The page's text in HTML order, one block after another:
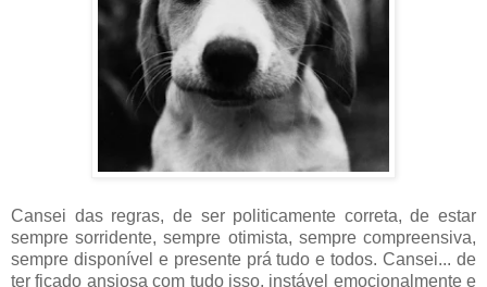
Cansei das regras, de ser politicamente correta, de estar
sempre sorridente, sempre otimista, sempre compreensiva,
sempre disponível e presente prá tudo e todos. Cansei... de
ter ficado ansiosa com tudo isso, instável emocionalmente e